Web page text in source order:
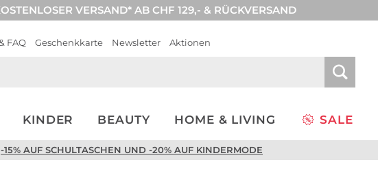
VERSAND* AB CHF 129,- & RÜCKVERSAND
FAQ Geschenkkarte Newsletter Aktionen
KINDER BEAUTY HOME & LIVING SALE
-15% AUF SCHULTASCHEN UND -20% AUF KINDERMODE